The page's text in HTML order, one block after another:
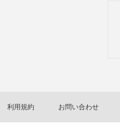
利用規約 お問い合わせ